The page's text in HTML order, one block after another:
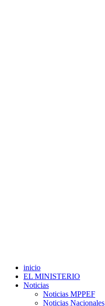
inicio
EL MINISTERIO
Noticias
Noticias MPPEF
Noticias Nacionales